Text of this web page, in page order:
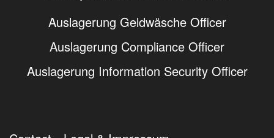
Auslagerung Geldwäsche Officer
Auslagerung Compliance Officer
Auslagerung Information Security Officer